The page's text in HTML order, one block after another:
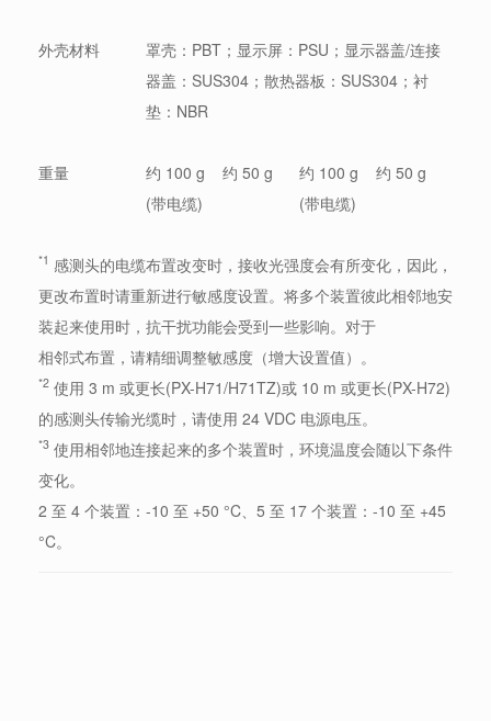
外壳材料
罩壳：PBT；显示屏：PSU；显示器盖/连接
器盖：SUS304；散热器板：SUS304；衬
垫：NBR
重量
约 100 g
(带电缆)
约 50 g
约 100 g
(带电缆)
约 50 g
*1 感测头的电缆布置改变时，接收光强度会有所变化，因此，
更改布置时请重新进行敏感度设置。将多个装置彼此相邻地安
装起来使用时，抗干扰功能会受到一些影响。对于
相邻式布置，请精细调整敏感度（增大设置值）。
*2 使用 3 m 或更长(PX-H71/H71TZ)或 10 m 或更长(PX-H72)
的感测头传输光缆时，请使用 24 VDC 电源电压。
*3 使用相邻地连接起来的多个装置时，环境温度会随以下条件
变化。
2 至 4 个装置：-10 至 +50 °C、5 至 17 个装置：-10 至 +45
°C。